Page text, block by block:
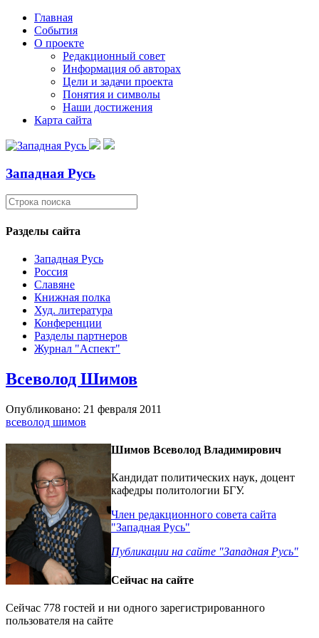
Главная
События
О проекте
Редакционный совет
Информация об авторах
Цели и задачи проекта
Понятия и символы
Наши достижения
Карта сайта
Западная Русь
Разделы сайта
Западная Русь
Россия
Славяне
Книжная полка
Худ. литература
Конференции
Разделы партнеров
Журнал "Аспект"
Всеволод Шимов
Опубликовано: 21 февраля 2011
всеволод шимов
Шимов Всеволод Владимирович
Кандидат политических наук, доцент
кафедры политологии БГУ.
Член редакционного совета сайта
"Западная Русь"
Публикации на сайте "Западная Русь"
Сейчас на сайте
Сейчас 778 гостей и ни одного зарегистрированного
пользователя на сайте